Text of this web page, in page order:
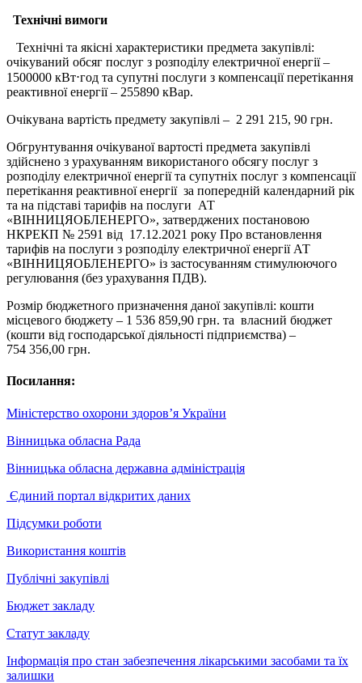
Технічні вимоги
Технічні та якісні характеристики предмета закупівлі:
очікуваний обсяг послуг з розподілу електричної енергії –
1500000 кВт⋅год та супутні послуги з компенсації перетікання
реактивної енергії – 255890 кВар.
Очікувана вартість предмету закупівлі – 2 291 215, 90 грн.
Обгрунтування очікуваної вартості предмета закупівлі
здійснено з урахуванням використаного обсягу послуг з
розподілу електричної енергії та супутніх послуг з компенсації
перетікання реактивної енергії за попередній календарний рік
та на підставі тарифів на послуги АТ
«ВІННИЦЯОБЛЕНЕРГО», затверджених постановою
НКРЕКП № 2591 від 17.12.2021 року Про встановлення
тарифів на послуги з розподілу електричної енергії АТ
«ВІННИЦЯОБЛЕНЕРГО» із застосуванням стимулюючого
регулювання (без урахування ПДВ).
Розмір бюджетного призначення даної закупівлі: кошти
місцевого бюджету – 1 536 859,90 грн. та власний бюджет
(кошти від господарської діяльності підприємства) –
754 356,00 грн.
Посилання:
Міністерство охорони здоров’я України
Вінницька обласна Рада
Вінницька обласна державна адміністрація
Єдиний портал відкритих даних
Підсумки роботи
Використання коштів
Публічні закупівлі
Бюджет закладу
Статут закладу
Інформація про стан забезпечення лікарськими засобами та їх
залишки